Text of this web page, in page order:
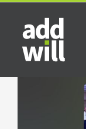
Saltar
contenido